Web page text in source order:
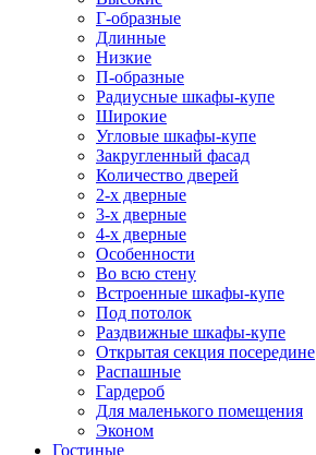
Г-образные
Длинные
Низкие
П-образные
Радиусные шкафы-купе
Широкие
Угловые шкафы-купе
Закругленный фасад
Количество дверей
2-х дверные
3-х дверные
4-х дверные
Особенности
Во всю стену
Встроенные шкафы-купе
Под потолок
Раздвижные шкафы-купе
Открытая секция посередине
Распашные
Гардероб
Для маленького помещения
Эконом
Гостиные